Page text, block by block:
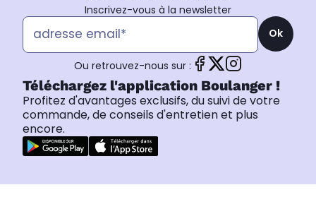
Inscrivez-vous à la newsletter
Ok
Ou retrouvez-nous sur :
Téléchargez l'application Boulanger !
Profitez d'avantages exclusifs, du suivi de votre
commande, de conseils d'entretien et plus
encore.